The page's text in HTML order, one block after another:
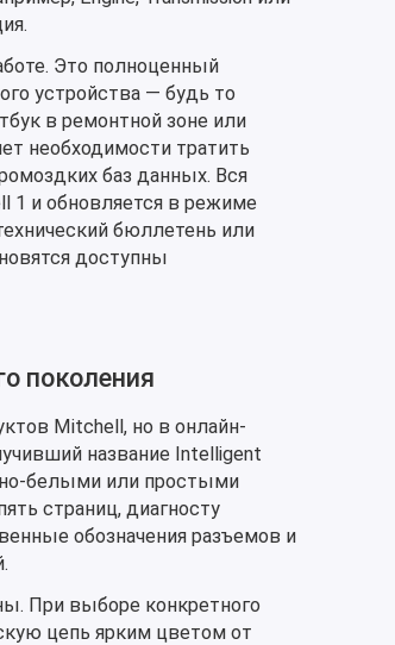
Это полноценный
устройства — будь то
в ремонтной зоне или
необходимости тратить
баз данных. Вся
1 и обновляется в режиме
бюллетень или
доступны
поколения
Mitchell, но в онлайн-
название Intelligent
белыми или простыми
страниц, диагносту
обозначения разъемов и
При выборе конкретного
цепь ярким цветом от